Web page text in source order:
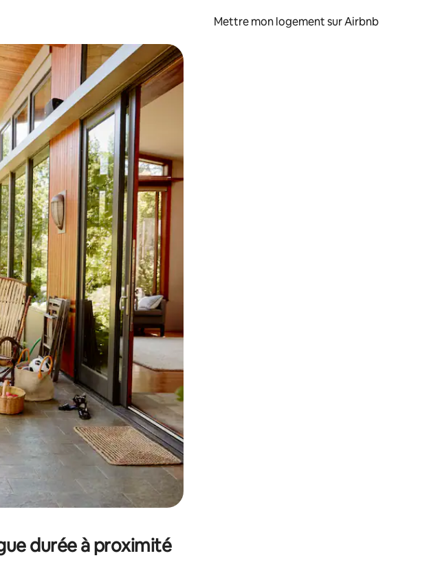
Mettre mon logement sur Airbnb
ou en appuyant et en faisant glisser.
durée à proximité